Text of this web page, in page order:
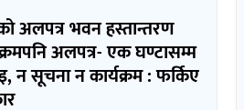
अलपत्र भवन हस्तान्तरण
अलपत्र- एक घण्टासम्म
न सूचना न कार्यक्रम : फर्किए